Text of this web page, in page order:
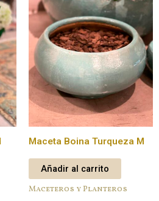
Maceta Boina Turqueza M
Añadir al carrito
Maceteros y Planteros